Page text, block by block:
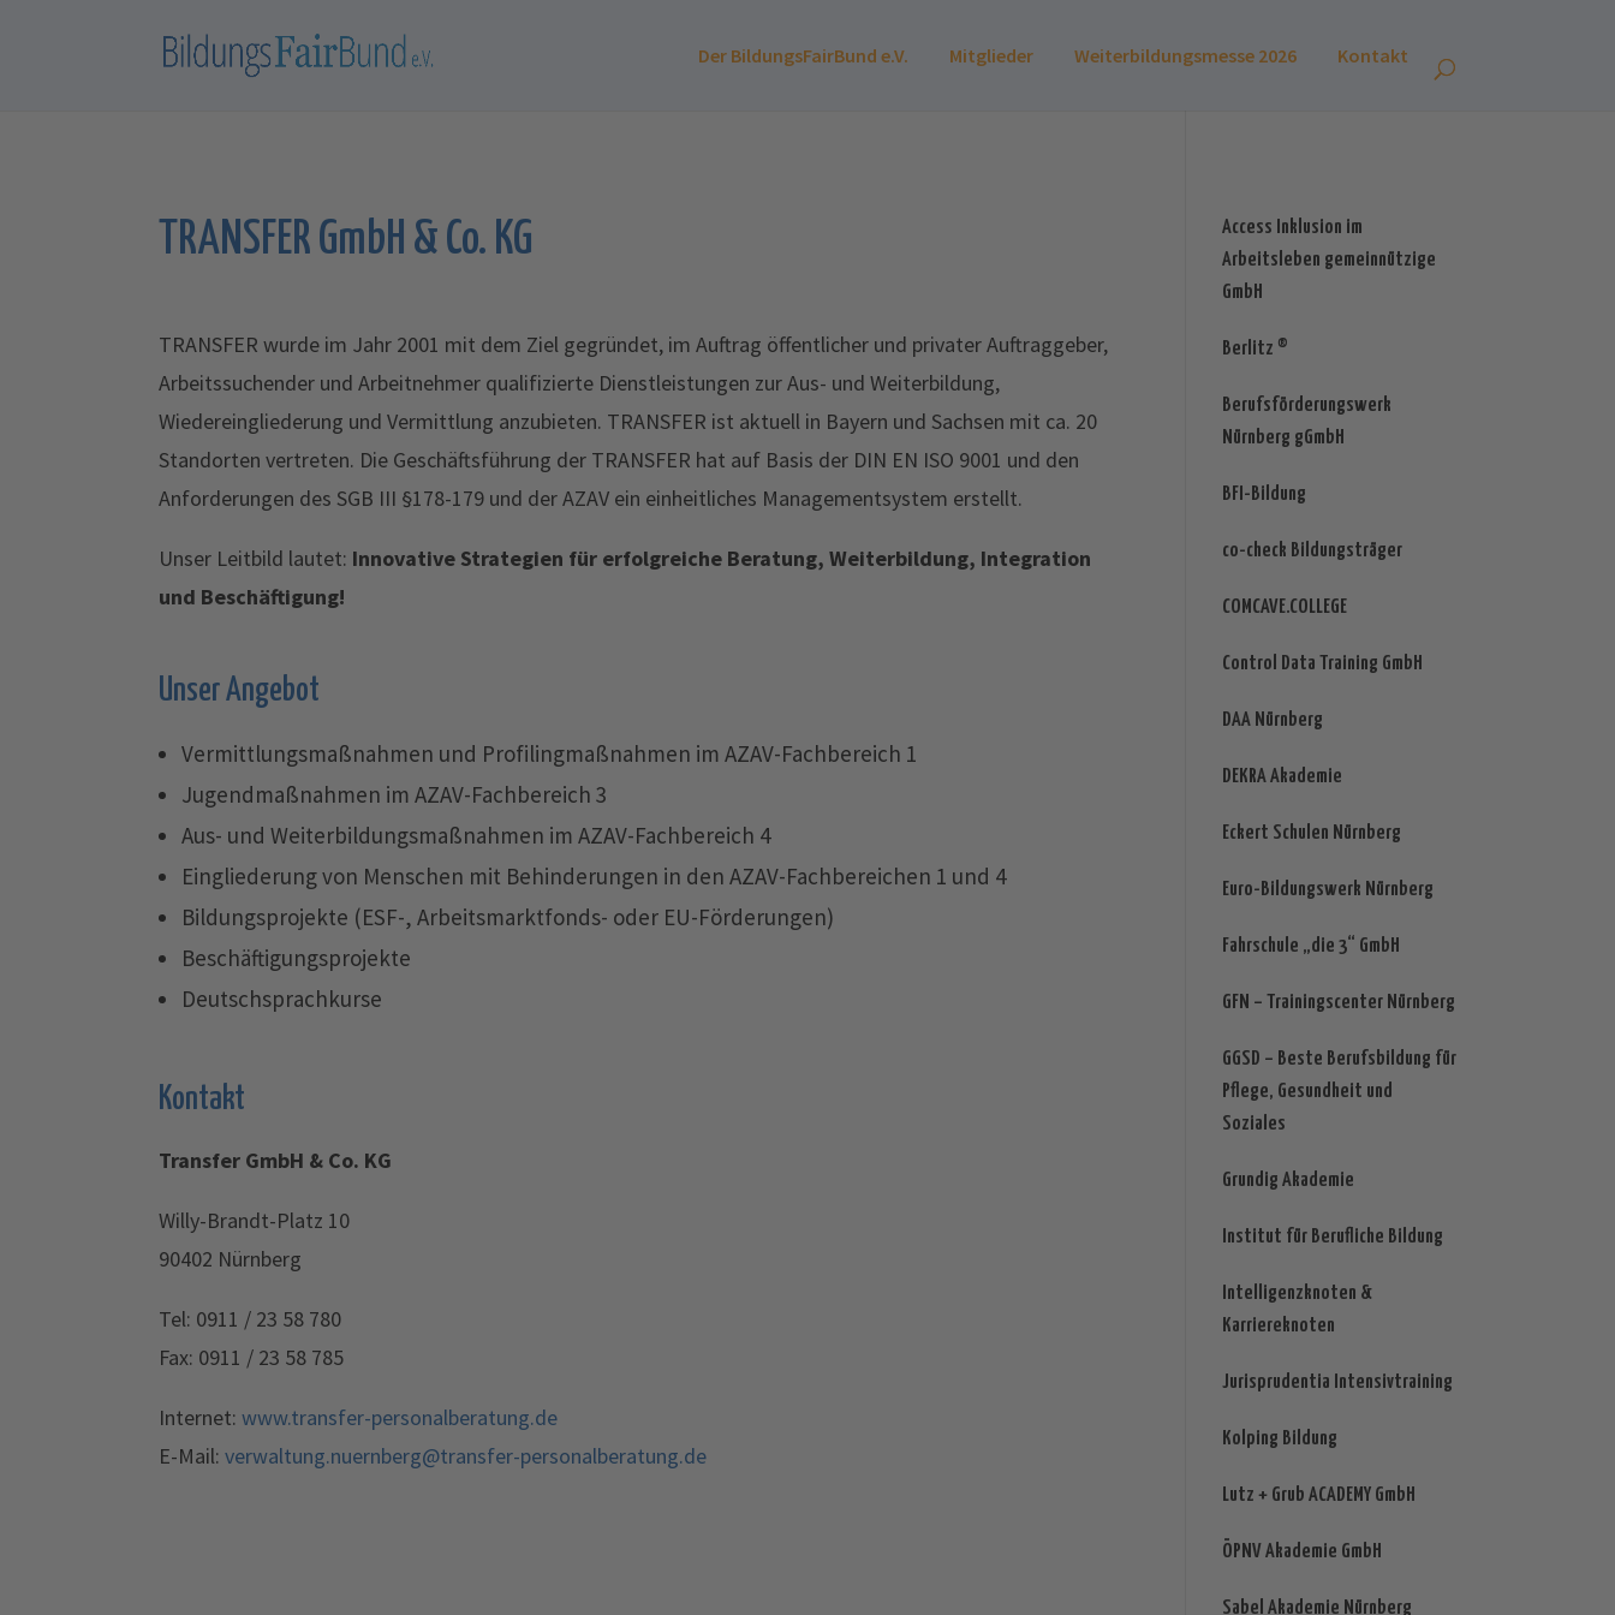
Der BildungsFairBund e.V. Mitglieder Weiterbildungsmesse 2026 Kontakt
TRANSFER GmbH & Co. KG
TRANSFER wurde im Jahr 2001 mit dem Ziel gegründet, im Auftrag öffentlicher und privater Auftraggeber,
Arbeitssuchender und Arbeitnehmer qualifizierte Dienstleistungen zur Aus- und Weiterbildung,
Wiedereingliederung und Vermittlung anzubieten. TRANSFER ist aktuell in Bayern und Sachsen mit ca. 20
Standorten vertreten. Die Geschäftsführung der TRANSFER hat auf Basis der DIN EN ISO 9001 und den
Anforderungen des SGB III §178-179 und der AZAV ein einheitliches Managementsystem erstellt.
Unser Leitbild lautet: Innovative Strategien für erfolgreiche Beratung, Weiterbildung, Integration
und Beschäftigung!
Unser Angebot
Vermittlungsmaßnahmen und Profilingmaßnahmen im AZAV-Fachbereich 1
Jugendmaßnahmen im AZAV-Fachbereich 3
Aus- und Weiterbildungsmaßnahmen im AZAV-Fachbereich 4
Eingliederung von Menschen mit Behinderungen in den AZAV-Fachbereichen 1 und 4
Bildungsprojekte (ESF-, Arbeitsmarktfonds- oder EU-Förderungen)
Beschäftigungsprojekte
Deutschsprachkurse
Kontakt
Transfer GmbH & Co. KG
Willy-Brandt-Platz 10
90402 Nürnberg
Tel: 0911 / 23 58 780
Fax: 0911 / 23 58 785
Internet: www.transfer-personalberatung.de
E-Mail: verwaltung.nuernberg@transfer-personalberatung.de
Access Inklusion im
Arbeitsleben gemeinnützige
GmbH
Berlitz ®
Berufsförderungswerk
Nürnberg gGmbH
BFI-Bildung
co-check Bildungsträger
COMCAVE.COLLEGE
Control Data Training GmbH
DAA Nürnberg
DEKRA Akademie
Eckert Schulen Nürnberg
Euro-Bildungswerk Nürnberg
Fahrschule „die 3“ GmbH
GFN – Trainingscenter Nürnberg
GGSD – Beste Berufsbildung für
Pflege, Gesundheit und
Soziales
Grundig Akademie
Institut für Berufliche Bildung
Intelligenzknoten &
Karriereknoten
Jurisprudentia Intensivtraining
Kolping Bildung
Lutz + Grub ACADEMY GmbH
ÖPNV Akademie GmbH
Sabel Akademie Nürnberg